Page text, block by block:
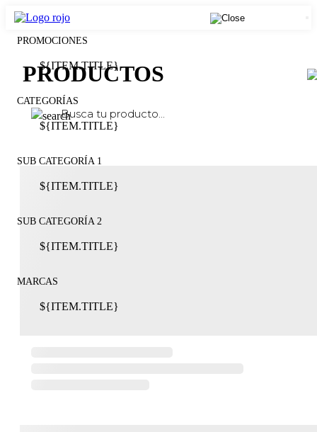
PRODUCTOS
PROMOCIONES
${ITEM.TITLE}
CATEGORÍAS
${ITEM.TITLE}
SUB CATEGORÍA 1
${ITEM.TITLE}
SUB CATEGORÍA 2
${ITEM.TITLE}
MARCAS
${ITEM.TITLE}